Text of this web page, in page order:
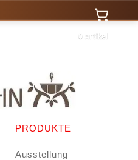
0 Artikel
PRODUKTE
Ausstellung